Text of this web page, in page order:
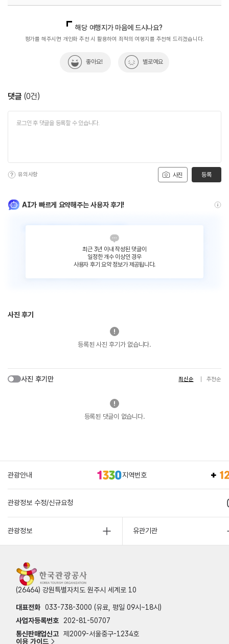
해당 여행지가 마음에 드시나요?
평가를 해주시면 개인화 추천 시 활용하여 최적의 여행지를 추천해 드리겠습니다.
좋아요! 별로예요
댓글 (0건)
사진
유의사항 등록
AI가 빠르게 요약해주는 사용자 후기!
최근 3년 이내 작성된 댓글이
일정한 개수 이상인 경우
사용자 후기 요약 정보가 제공됩니다.
사진 후기
등록된 사진 후기가 없습니다.
사진 후기만 최신순 추천순
등록된 댓글이 없습니다.
관광안내 지역번호
관광정보 수정/신규요청
관광정보 유관기관
(26464) 강원특별자치도 원주시 세계로 10
대표전화 033-738-3000 (유료, 평일 09시~18시)
사업자등록번호
202-81-50707
통신판매업신고 제2009-서울중구-1234호
이용 가이드